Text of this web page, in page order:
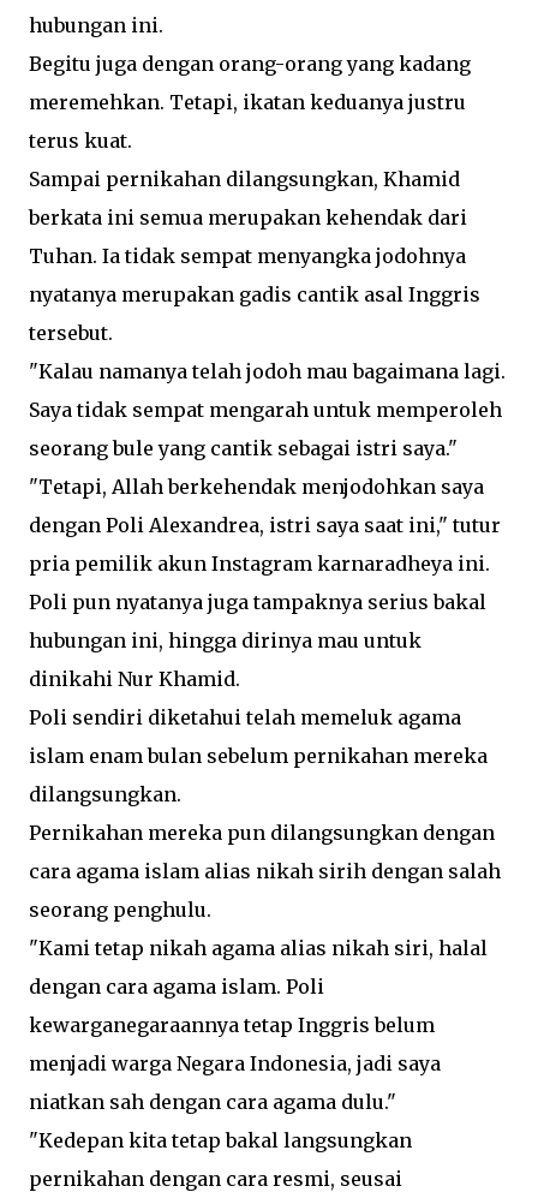
hubungan ini.
Begitu juga dengan orang-orang yang kadang
meremehkan. Tetapi, ikatan keduanya justru
terus kuat.
Sampai pernikahan dilangsungkan, Khamid
berkata ini semua merupakan kehendak dari
Tuhan. Ia tidak sempat menyangka jodohnya
nyatanya merupakan gadis cantik asal Inggris
tersebut.
"Kalau namanya telah jodoh mau bagaimana lagi.
Saya tidak sempat mengarah untuk memperoleh
seorang bule yang cantik sebagai istri saya."
"Tetapi, Allah berkehendak menjodohkan saya
dengan Poli Alexandrea, istri saya saat ini," tutur
pria pemilik akun Instagram karnaradheya ini.
Poli pun nyatanya juga tampaknya serius bakal
hubungan ini, hingga dirinya mau untuk
dinikahi Nur Khamid.
Poli sendiri diketahui telah memeluk agama
islam enam bulan sebelum pernikahan mereka
dilangsungkan.
Pernikahan mereka pun dilangsungkan dengan
cara agama islam alias nikah sirih dengan salah
seorang penghulu.
"Kami tetap nikah agama alias nikah siri, halal
dengan cara agama islam. Poli
kewarganegaraannya tetap Inggris belum
menjadi warga Negara Indonesia, jadi saya
niatkan sah dengan cara agama dulu."
"Kedepan kita tetap bakal langsungkan
pernikahan dengan cara resmi, seusai